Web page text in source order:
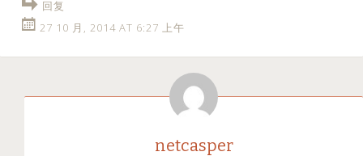
回复
27 10 月, 2014 AT 6:27 上午
netcasper